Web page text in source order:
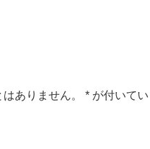
ありません。 * が付いてい